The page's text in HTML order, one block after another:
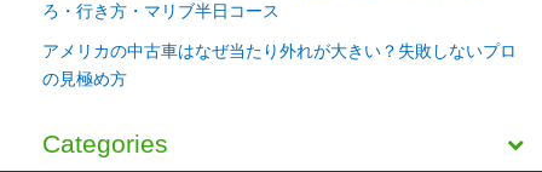
ろ・行き方・マリブ半日コース
アメリカの中古車はなぜ当たり外れが大きい？失敗しないプロ
の見極め方
Categories